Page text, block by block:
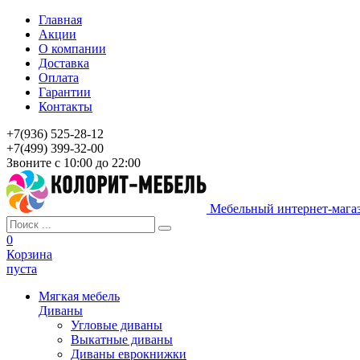
Главная
Акции
О компании
Доставка
Оплата
Гарантии
Контакты
+7(936) 525-28-12
+7(499) 399-32-00
Звоните с 10:00 до 22:00
Мебельный интернет-
0
Корзина
пуста
Мягкая мебель
Диваны
Угловые диваны
Выкатные диваны
Диваны еврокнижки